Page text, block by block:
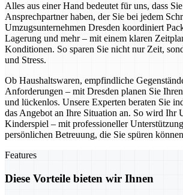
Alles aus einer Hand bedeutet für uns, dass
Ansprechpartner haben, der Sie bei jedem
Umzugsunternehmen Dresden koordiniert
Lagerung und mehr – mit einem klaren
Konditionen. So sparen Sie nicht nur Zeit,
und Stress.
Ob Haushaltswaren, empfindliche
Anforderungen – mit Dresden planen Sie
und lückenlos. Unsere Experten beraten Sie
das Angebot an Ihre Situation an. So wird Ihr
Kinderspiel – mit professioneller
persönlichen Betreuung, die Sie spüren
Features
Diese Vorteile bieten wir Ihnen